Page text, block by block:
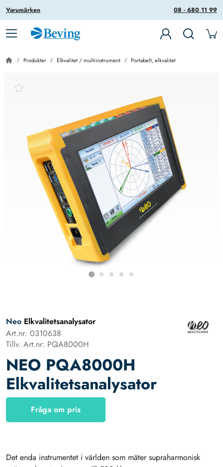
08 - 680 11 99
Varumärken
Produkter Elkvalitet / multiinstrument Portabelt, elkvalitet
Neo Elkvalitetsanalysator
Art.nr: 0310638
Tillv. Art.nr: PQA8000H
NEO PQA8000H
Elkvalitetsanalysator
Fråga om pris
Det enda instrumentet i världen som mäter supraharmonisk